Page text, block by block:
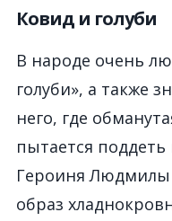
Ковид и голуби
В народе очень
голуби», а также
него, где
пытается
Героиня Людмилы
образ